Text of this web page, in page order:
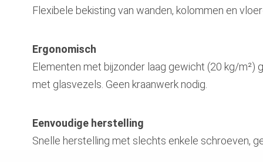
Flexibele bekisting van wanden, kolommen en
Ergonomisch
Elementen met bijzonder laag gewicht (20 kg/m²)
met glasvezels. Geen kraanwerk nodig.
Eenvoudige herstelling
Snelle herstelling met slechts enkele schroeven,